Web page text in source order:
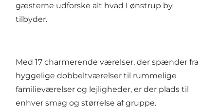
gæsterne udforske alt hvad Lønstrup by
tilbyder.
Med 17 charmerende værelser, der spænder fra
hyggelige dobbeltværelser til rummelige
familieværelser og lejligheder, er der plads til
enhver smag og størrelse af gruppe.